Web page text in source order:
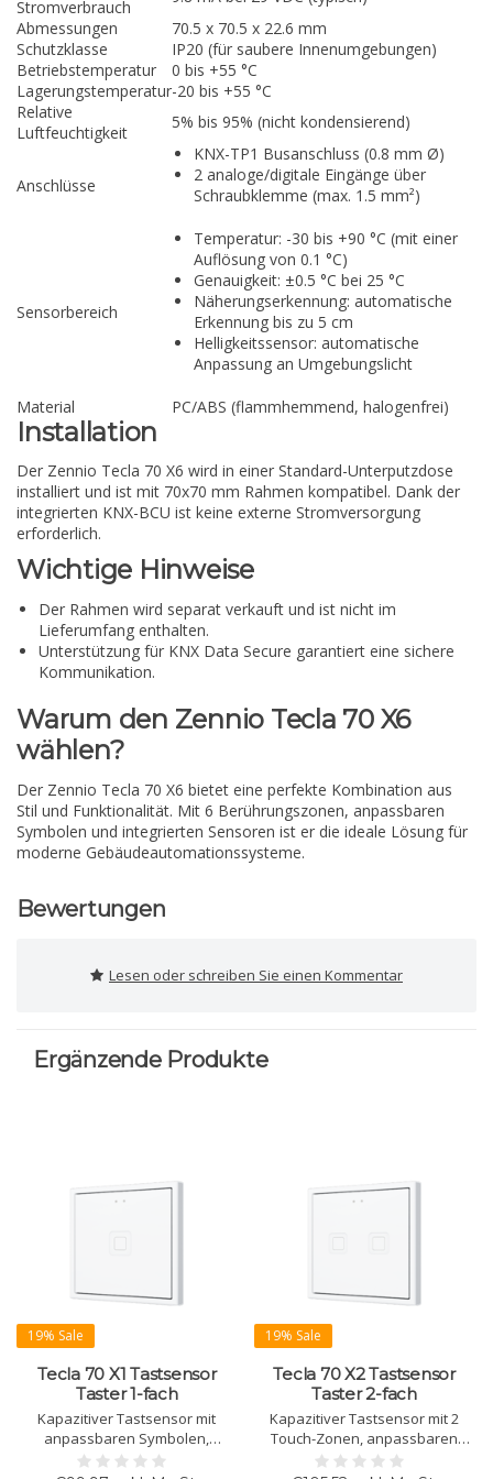
Stromverbrauch
Abmessungen
70.5 x 70.5 x 22.6 mm
Schutzklasse
IP20 (für saubere Innenumgebungen)
Betriebstemperatur
0 bis +55 °C
Lagerungstemperatur-20 bis +55 °C
Relative
Luftfeuchtigkeit
5% bis 95% (nicht kondensierend)
Anschlüsse
KNX-TP1 Busanschluss (0.8 mm Ø)
2 analoge/digitale Eingänge über
Schraubklemme (max. 1.5 mm²)
Sensorbereich
Temperatur: -30 bis +90 °C (mit einer
Auflösung von 0.1 °C)
Genauigkeit: ±0.5 °C bei 25 °C
Näherungserkennung: automatische
Erkennung bis zu 5 cm
Helligkeitssensor: automatische
Anpassung an Umgebungslicht
Material PC/ABS (flammhemmend, halogenfrei)
Installation
Der Zennio Tecla 70 X6 wird in einer Standard-Unterputzdose
installiert und ist mit 70x70 mm Rahmen kompatibel. Dank der
integrierten KNX-BCU ist keine externe Stromversorgung
erforderlich.
Wichtige Hinweise
Der Rahmen wird separat verkauft und ist nicht im
Lieferumfang enthalten.
Unterstützung für KNX Data Secure garantiert eine sichere
Kommunikation.
Warum den Zennio Tecla 70 X6
wählen?
Der Zennio Tecla 70 X6 bietet eine perfekte Kombination aus
Stil und Funktionalität. Mit 6 Berührungszonen, anpassbaren
Symbolen und integrierten Sensoren ist er die ideale Lösung für
moderne Gebäudeautomationssysteme.
Bewertungen
Lesen oder schreiben Sie einen Kommentar
Ergänzende Produkte
19% Sale
Tecla 70 X1 Tastsensor
Taster 1-fach
Kapazitiver Tastsensor mit
anpassbaren Symbolen,
Hintergrundbeleuchtung,
19% Sale
Tecla 70 X2 Tastsensor
Taster 2-fach
Kapazitiver Tastsensor mit 2
Touch-Zonen, anpassbaren
Symbolen und